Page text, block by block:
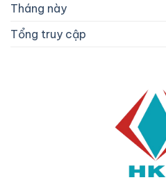
Tháng này
Tổng truy cập